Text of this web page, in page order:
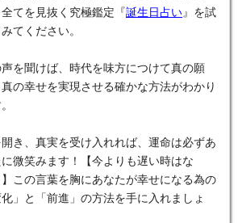
てを見抜く究極鑑定『誕生日占い 』を試
みてください。
を聞けば、時代を味方につけて真の願
真の幸せを実現させる確かな方法がわかり
き、真実を受け入れれば、運命は必ずあ
に微笑みます！【今よりも遅い時はな
】この言葉を胸にあなたが幸せになる為の
化」と「前進」の方法を手に入れましょ